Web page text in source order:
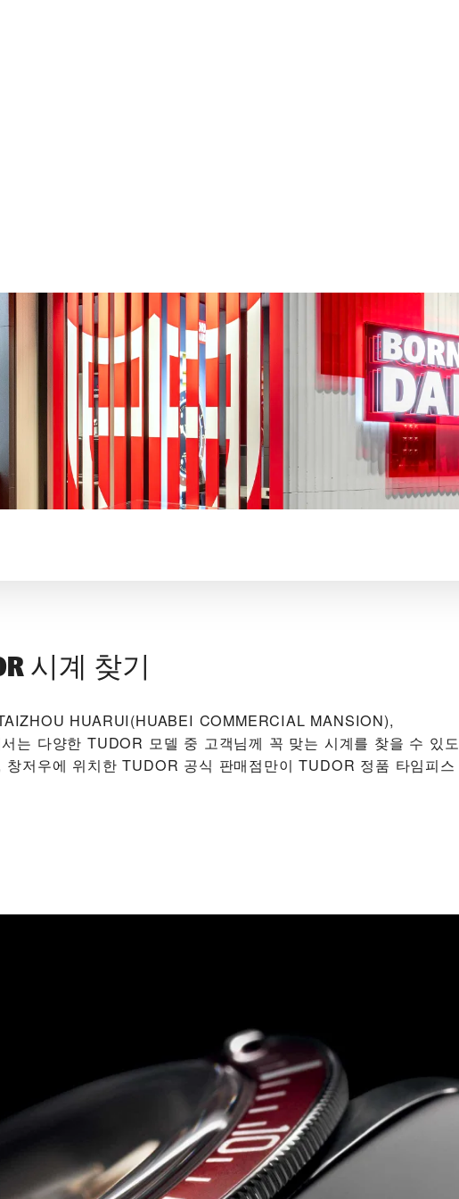
시계 찾기
HUARUI(HUABEI COMMERCIAL MANSION),
는 다양한 TUDOR 모델 중 고객님께 꼭 맞는 시계를 찾을 수 있도
저우에 위치한 TUDOR 공식 판매점만이 TUDOR 정품 타임피스